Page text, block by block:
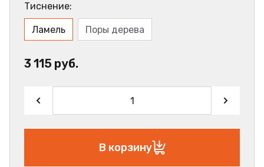
Тиснение:
Ламель Поры дерева
3 115 руб.
В корзину